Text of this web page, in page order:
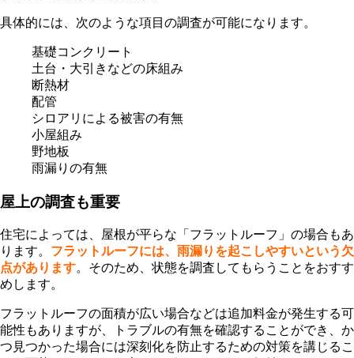
具体的には、次のような項目の調査が可能になります。
基礎コンクリート
土台・大引きなどの床組み
断熱材
配管
シロアリによる被害の有無
小屋組み
野地板
雨漏りの有無
屋上の調査も重要
住宅によっては、屋根が平らな「フラットルーフ」の場合もあ
ります。 フラットルーフには、雨漏りを起こしやすいという欠
点があります。そのため、状態を調査してもらうことをおすす
めします。
フラットルーフの面積が広い場合などは追加料金が発生する可
能性もありますが、トラブルの有無を確認することができ、か
つ見つかった場合には深刻化を防止するための対策を講じるこ